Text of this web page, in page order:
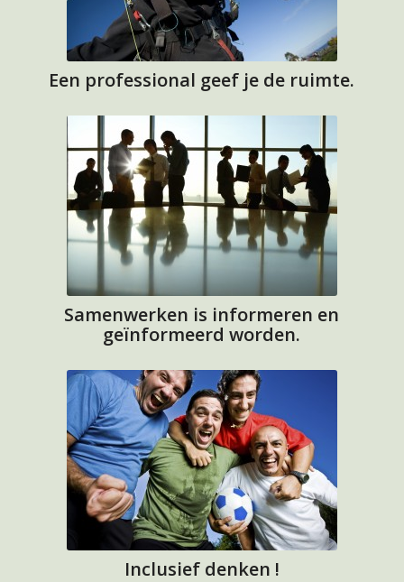
Een professional geef je de ruimte.
Samenwerken is informeren en
geïnformeerd worden.
Inclusief denken !